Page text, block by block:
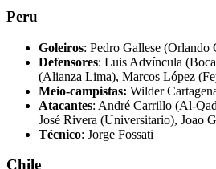
Peru
Goleiros: Pedro Gallese
Defensores: Luis Advíncula
(Alianza Lima), Marcos López
Meio-campistas: Wilder
Atacantes: André Carrillo (Al-
José Rivera (Universitario), Joao
Técnico: Jorge Fossati
Chile